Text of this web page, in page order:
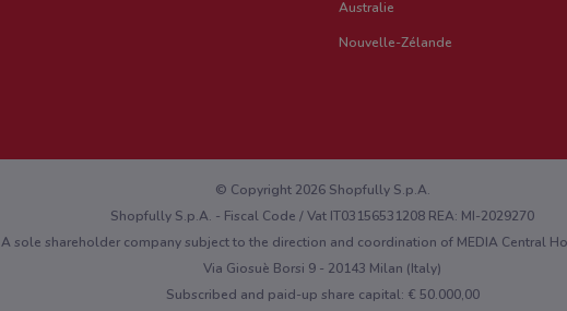
Australie
Nouvelle-Zélande
© Copyright 2026 Shopfully S.p.A.
Shopfully S.p.A. - Fiscal Code / Vat IT03156531208 REA: MI-2029270
A sole shareholder company subject to the direction and coordination of MEDIA Central
Via Giosuè Borsi 9 - 20143 Milan (Italy)
Subscribed and paid-up share capital: € 50.000,00